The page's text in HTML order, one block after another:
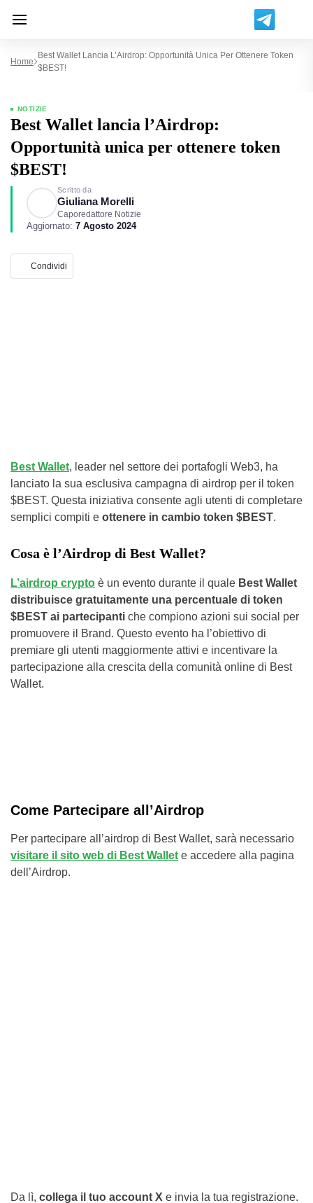
Home
Best Wallet Lancia L’Airdrop: Opportunità Unica Per Ottenere Token
$BEST!
NOTIZIE
Best Wallet lancia l’Airdrop:
Opportunità unica per ottenere token
$BEST!
Scritto da
Giuliana Morelli
Caporedattore Notizie
Aggiornato: 7 Agosto 2024
Condividi
Best Wallet, leader nel settore dei portafogli Web3, ha
lanciato la sua esclusiva campagna di airdrop per il token
$BEST. Questa iniziativa consente agli utenti di completare
semplici compiti e ottenere in cambio token $BEST.
Cosa è l’Airdrop di Best Wallet?
L’airdrop crypto è un evento durante il quale Best Wallet
distribuisce gratuitamente una percentuale di token
$BEST ai partecipanti che compiono azioni sui social per
promuovere il Brand. Questo evento ha l’obiettivo di
premiare gli utenti maggiormente attivi e incentivare la
partecipazione alla crescita della comunità online di Best
Wallet.
Come Partecipare all’Airdrop
Per partecipare all’airdrop di Best Wallet, sarà necessario
visitare il sito web di Best Wallet e accedere alla pagina
dell’Airdrop.
Da lì, collega il tuo account X e invia la tua registrazione.